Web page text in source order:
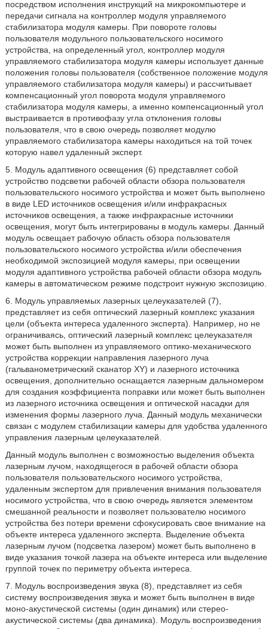
посредством исполнения инструкций на микрокомпьютере и
передачи сигнала на контроллер модуля управляемого
стабилизатора модуля камеры. При повороте головы
пользователя модульного пользовательского носимого
устройства, на определенный угол, контроллер модуля
управляемого стабилизатора модуля камеры использует данные
положения головы пользователя (собственное положение модуля
управляемого стабилизатора модуля камеры) и рассчитывает
компенсационный угол поворота модуля управляемого
стабилизатора модуля камеры, а именно компенсационный угол
выстраивается в противофазу угла отклонения головы
пользователя, что в свою очередь позволяет модулю
управляемого стабилизатора камеры находиться на той точек
которую навел удаленный эксперт.
5. Модуль адаптивного освещения (6) представляет собой
устройство подсветки рабочей области обзора пользователя
пользовательского носимого устройства и может быть выполнено
в виде LED источников освещения и/или инфракрасных
источников освещения, а также инфракрасные источники
освещения, могут быть интегрированы в модуль камеры. Данный
модуль освещает рабочую область обзора пользователя
пользовательского носимого устройства и/или обеспечения
необходимой экспозицией модуля камеры, при освещении
модуля адаптивного устройства рабочей области обзора модуль
камеры в автоматическом режиме подстроит нужную экспозицию.
6. Модуль управляемых лазерных целеуказателей (7),
представляет из себя оптический лазерный комплекс указания
цели (объекта интереса удаленного эксперта). Например, но не
ограничиваясь, оптический лазерный комплекс целеуказателя
может быть выполнен из управляемого оптико-механического
устройства коррекции направления лазерного луча
(гальванометрический сканатор XY) и лазерного источника
освещения, дополнительно оснащается лазерным дальномером
для создания коэффициента поправки или может быть выполнен
из лазерного источника освещения и оптической насадки для
изменения формы лазерного луча. Данный модуль механически
связан с модулем стабилизации камеры для удобства удаленного
управления лазерным целеуказателей.
Данный модуль выполнен с возможностью выделения объекта
лазерным лучом, находящегося в рабочей области обзора
пользователя пользовательского носимого устройства,
удаленным экспертом для привлечения внимания пользователя
носимого устройства, что в свою очередь является элементом
смешанной реальности и позволяет пользователю носимого
устройства без потери времени сфокусировать свое внимание на
объекте интереса удаленного эксперта. Выделение объекта
лазерным лучом (подсветка лазером) может быть выполнено в
виде указания точкой лазера на объекте интереса или выделение
группой точек по периметру объекта интереса.
7. Модуль воспроизведения звука (8), представляет из себя
систему воспроизведения звука и может быть выполнен в виде
моно-акустической системы (один динамик) или стерео-
акустической системы (два динамика). Модуль воспроизведения